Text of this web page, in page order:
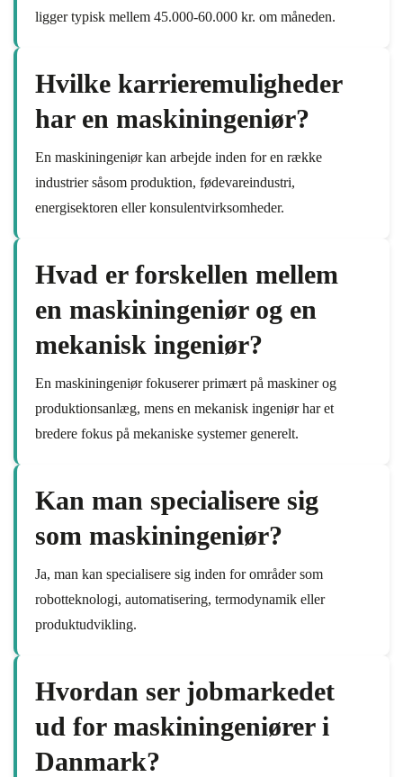
ligger typisk mellem 45.000-60.000 kr. om måneden.
Hvilke karrieremuligheder
har en maskiningeniør?
En maskiningeniør kan arbejde inden for en række
industrier såsom produktion, fødevareindustri,
energisektoren eller konsulentvirksomheder.
Hvad er forskellen mellem
en maskiningeniør og en
mekanisk ingeniør?
En maskiningeniør fokuserer primært på maskiner og
produktionsanlæg, mens en mekanisk ingeniør har et
bredere fokus på mekaniske systemer generelt.
Kan man specialisere sig
som maskiningeniør?
Ja, man kan specialisere sig inden for områder som
robotteknologi, automatisering, termodynamik eller
produktudvikling.
Hvordan ser jobmarkedet
ud for maskiningeniører i
Danmark?